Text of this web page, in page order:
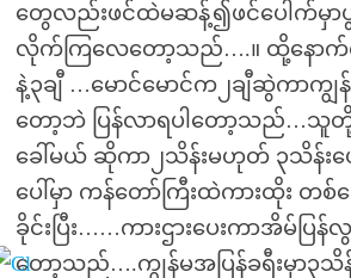
တွေလည်းဖင်ထဲမဆန့်၍ဖင်ပေါက်မှ
လိုက်ကြလေတော့သည်….။ ထို့နောက်
နဲ့၃ချီ …မောင်မောင်က၂ချီဆွဲကာကျွန်
တော့ဘဲ ပြန်လာရပါတော့သည်…သူတို့
ခေါ်မယ် ဆိုကာ၂သိန်းမဟုတ် ၃သိန်းပေ
ပေါ်မှာ ကန်တော်ကြီးထဲကားထိုး တ
ခိုင်းပြီး……ကားဌားပေးကာအိမ်ပ
တော့သည်….ကျွန်မအပြန်ခရီးမှာ၃